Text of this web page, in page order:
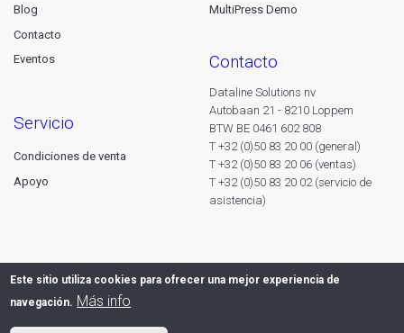
Blog
Contacto
Eventos
servicio
Condiciones de venta
Apoyo
MultiPress Demo
contacto
Dataline Solutions nv
Autobaan 21 - 8210 Loppem
BTW BE 0461 602 808
T +32 (0)50 83 20 00 (general)
T +32 (0)50 83 20 06 (ventas)
T +32 (0)50 83 20 02 (servicio de
asistencia)
Este sitio utiliza cookies para ofrecer una mejor experiencia de
navegación. Más info